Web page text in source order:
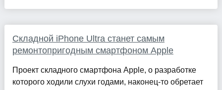
Складной iPhone Ultra станет самым
ремонтопригодным смартфоном Apple
Проект складного смартфона Apple, о разработке
которого ходили слухи годами, наконец-то обретает